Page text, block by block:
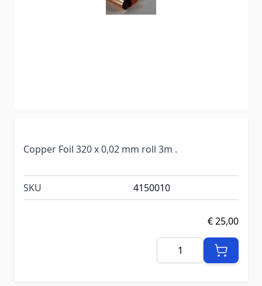
Copper Foil 320 x 0,02 mm roll 3m .
SKU 4150010
€ 25,00
Aantal